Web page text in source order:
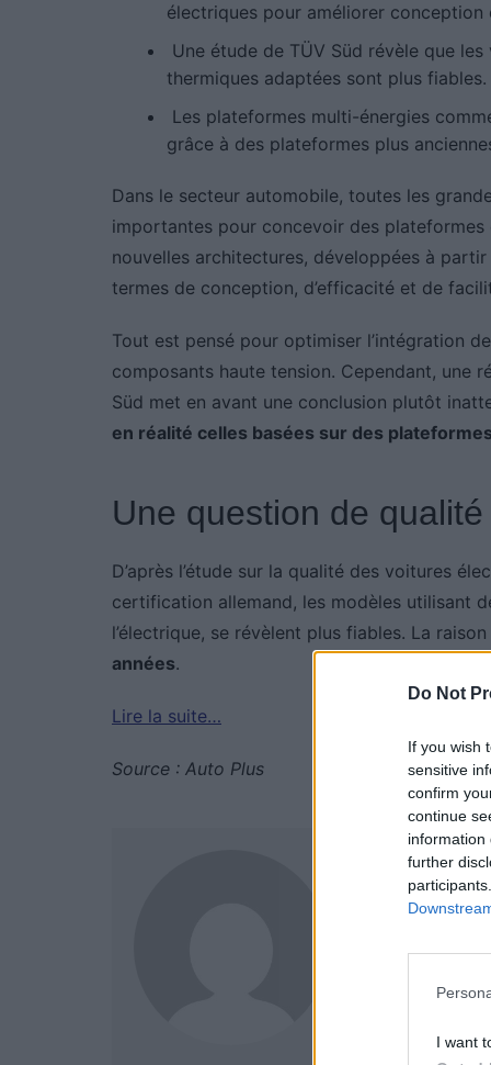
Do Not
If you wish
sensitive
confirm
continue
information
further
I want
électriques pour améliorer conception
Une étude de TÜV Süd révèle que
thermiques adaptées sont plus fiables.
Les plateformes multi-énergies
grâce à des plateformes plus
Dans le secteur automobile, toutes les
importantes pour concevoir des
nouvelles architectures, développées à
termes de conception, d’efficacité et de
Tout est pensé pour optimiser l’intégration
composants haute tension. Cependant, une
Süd met en avant une conclusion plutôt
en réalité celles basées sur des
Une question de qualité
D’après l’étude sur la qualité des voitures
certification allemand, les modèles utilisant
l’électrique, se révèlent plus fiables. La
années.
Lire la suite…
Source : Auto Plus
Auto Pour